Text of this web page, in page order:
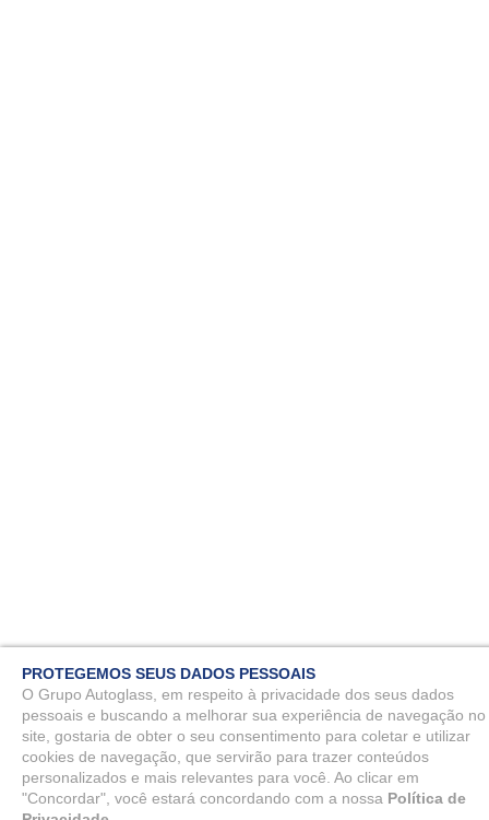
PROTEGEMOS SEUS DADOS PESSOAIS
O Grupo Autoglass, em respeito à privacidade dos seus dados
pessoais e buscando a melhorar sua experiência de navegação no
site, gostaria de obter o seu consentimento para coletar e utilizar
cookies de navegação, que servirão para trazer conteúdos
personalizados e mais relevantes para você. Ao clicar em
"Concordar", você estará concordando com a nossa Política de